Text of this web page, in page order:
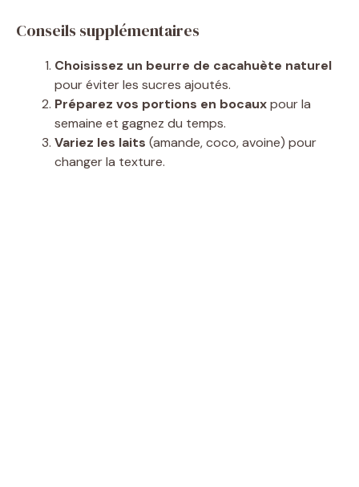
Conseils supplémentaires
Choisissez un beurre de cacahuète naturel
pour éviter les sucres ajoutés.
Préparez vos portions en bocauxpour la
semaine et gagnez du temps.
Variez les laits (amande, coco, avoine) pour
changer la texture.